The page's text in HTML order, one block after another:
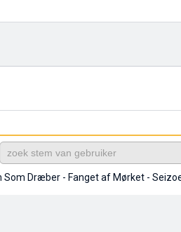
Dræber - Fanget af Mørket -